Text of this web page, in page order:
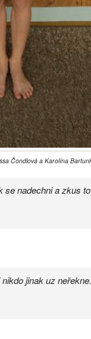
Čondlová a Karolína
se nadechni a zkus
jinak uz